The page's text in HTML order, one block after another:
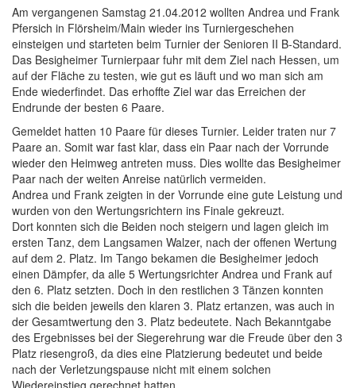
Am vergangenen Samstag 21.04.2012 wollten Andrea und Frank
Pfersich in Flörsheim/Main wieder ins Turniergeschehen
einsteigen und starteten beim Turnier der Senioren II B-Standard.
Das Besigheimer Turnierpaar fuhr mit dem Ziel nach Hessen, um
auf der Fläche zu testen, wie gut es läuft und wo man sich am
Ende wiederfindet. Das erhoffte Ziel war das Erreichen der
Endrunde der besten 6 Paare.
Gemeldet hatten 10 Paare für dieses Turnier. Leider traten nur 7
Paare an. Somit war fast klar, dass ein Paar nach der Vorrunde
wieder den Heimweg antreten muss. Dies wollte das Besigheimer
Paar nach der weiten Anreise natürlich vermeiden.
Andrea und Frank zeigten in der Vorrunde eine gute Leistung und
wurden von den Wertungsrichtern ins Finale gekreuzt.
Dort konnten sich die Beiden noch steigern und lagen gleich im
ersten Tanz, dem Langsamen Walzer, nach der offenen Wertung
auf dem 2. Platz. Im Tango bekamen die Besigheimer jedoch
einen Dämpfer, da alle 5 Wertungsrichter Andrea und Frank auf
den 6. Platz setzten. Doch in den restlichen 3 Tänzen konnten
sich die beiden jeweils den klaren 3. Platz ertanzen, was auch in
der Gesamtwertung den 3. Platz bedeutete. Nach Bekanntgabe
des Ergebnisses bei der Siegerehrung war die Freude über den 3
Platz riesengroß, da dies eine Platzierung bedeutet und beide
nach der Verletzungspause nicht mit einem solchen
Wiedereinstieg gerechnet hatten.